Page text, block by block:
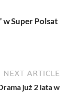
Super Polsat
NEXT ARTICLE
już 2 lata w